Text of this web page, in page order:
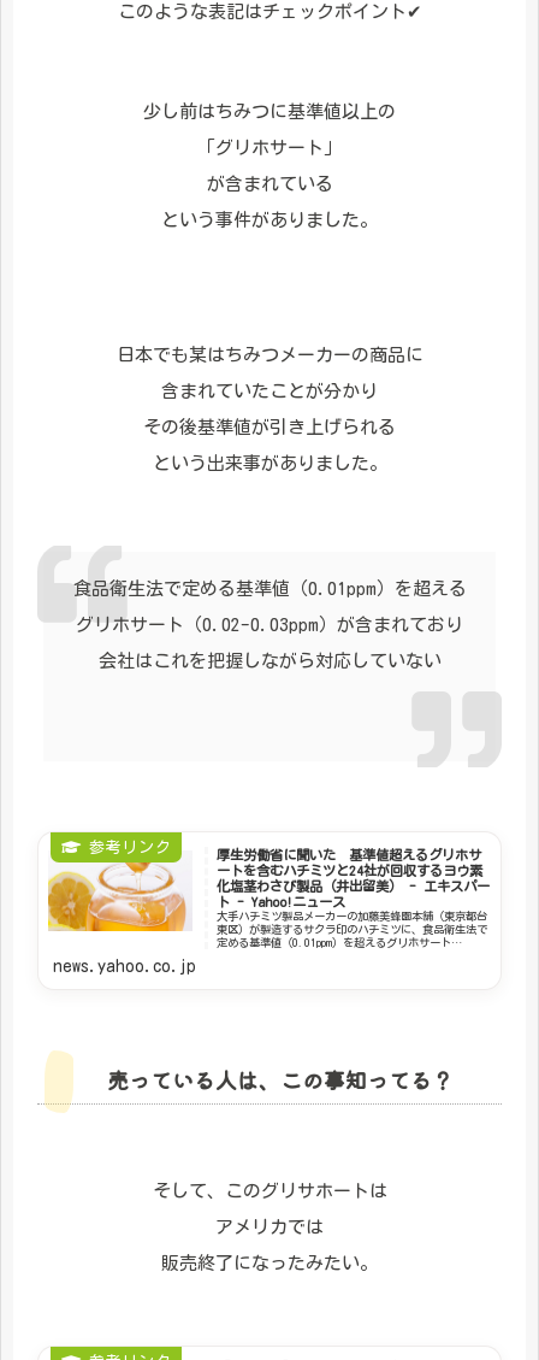
このような表記はチェックポイント✔
少し前はちみつに基準値以上の
「グリホサート」
が含まれている
という事件がありました。
日本でも某はちみつメーカーの商品に
含まれていたことが分かり
その後基準値が引き上げられる
という出来事がありました。
食品衛生法で定める基準値（0.01ppm）を超える
グリホサート（0.02-0.03ppm）が含まれており
会社はこれを把握しながら対応していない
厚生労働省に聞いた 基準値超えるグリホサ
ートを含むハチミツと24社が回収するヨウ素
化塩茎わさび製品（井出留美） - エキスパー
ト - Yahoo!ニュース
大手ハチミツ製品メーカーの加藤美蜂園本舗（東京都台
東区）が製造するサクラ印のハチミツに、食品衛生法で
定める基準値（0.01ppm）を超えるグリホサート
news.yahoo.co.jp
売っている人は、この事知ってる？
そして、このグリサホートは
アメリカでは
販売終了になったみたい。